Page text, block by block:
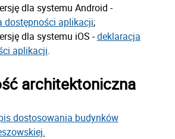
dla systemu Android -
dostępności aplikacji;
dla systemu iOS -deklaracja
aplikacji.
architektoniczna
dostosowania budynków